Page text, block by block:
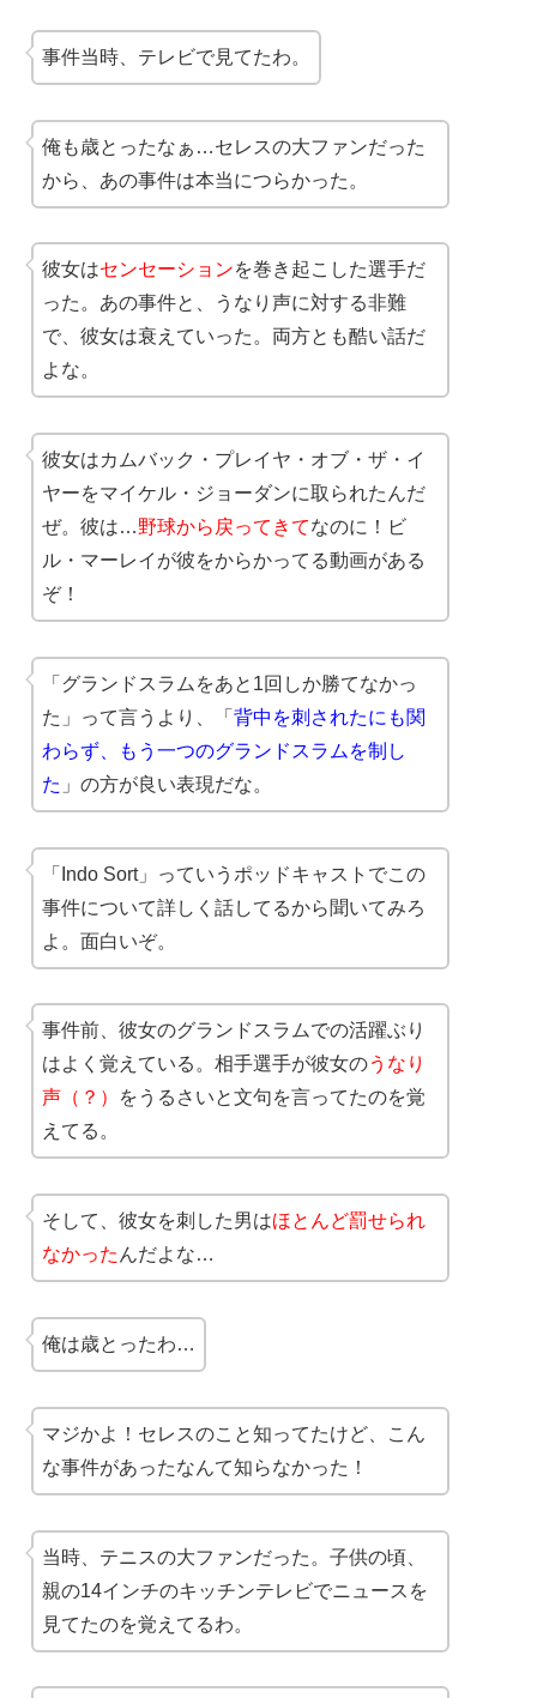
事件当時、テレビで見てたわ。
俺も歳とったなぁ…セレスの大ファンだった
から、あの事件は本当につらかった。
彼女はセンセーションを巻き起こした選手だ
った。あの事件と、うなり声に対する非難
で、彼女は衰えていった。両方とも酷い話だ
よな。
彼女はカムバック・プレイヤ・オブ・ザ・イ
ヤーをマイケル・ジョーダンに取られたんだ
ぜ。彼は…野球から戻ってきてなのに！ビ
ル・マーレイが彼をからかってる動画がある
ぞ！
「グランドスラムをあと1回しか勝てなかっ
た」って言うより、「 背中を刺されたにも関
わらず、もう一つのグランドスラムを制し
た 」の方が良い表現だな。
「Indo Sort」っていうポッドキャストでこの
事件について詳しく話してるから聞いてみろ
よ。面白いぞ。
事件前、彼女のグランドスラムでの活躍ぶり
はよく覚えている。相手選手が彼女のうなり
声（？）
をうるさいと文句を言ってたのを覚
えてる。
そして、彼女を刺した男はほとんど罰せられ
なかった んだよな…
俺は歳とったわ…
マジかよ！セレスのこと知ってたけど、こん
な事件があったなんて知らなかった！
当時、テニスの大ファンだった。子供の頃、
親の14インチのキッチンテレビでニュースを
見てたのを覚えてるわ。